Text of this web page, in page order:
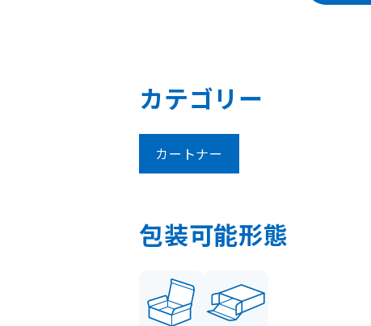
カテゴリー
カートナー
包装可能形態